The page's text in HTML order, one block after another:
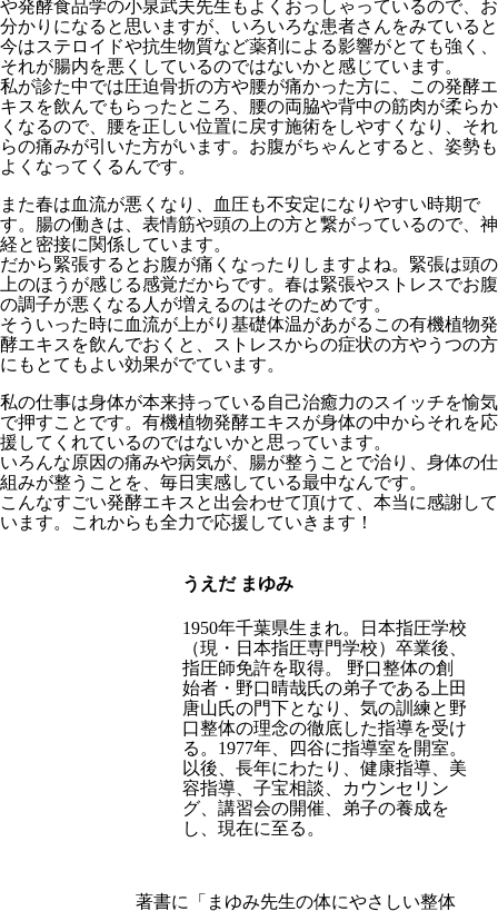
や発酵食品学の小泉武夫先生もよくおっしゃっているので、お
分かりになると思いますが、いろいろな患者さんをみていると
今はステロイドや抗生物質など薬剤による影響がとても強く、
それが腸内を悪くしているのではないかと感じています。
私が診た中では圧迫骨折の方や腰が痛かった方に、この発酵エ
キスを飲んでもらったところ、腰の両脇や背中の筋肉が柔らか
くなるので、腰を正しい位置に戻す施術をしやすくなり、それ
らの痛みが引いた方がいます。お腹がちゃんとすると、姿勢も
よくなってくるんです。
また春は血流が悪くなり、血圧も不安定になりやすい時期で
す。腸の働きは、表情筋や頭の上の方と繋がっているので、神
経と密接に関係しています。
だから緊張するとお腹が痛くなったりしますよね。緊張は頭の
上のほうが感じる感覚だからです。春は緊張やストレスでお腹
の調子が悪くなる人が増えるのはそのためです。
そういった時に血流が上がり基礎体温があがるこの有機植物発
酵エキスを飲んでおくと、ストレスからの症状の方やうつの方
にもとてもよい効果がでています。
私の仕事は身体が本来持っている自己治癒力のスイッチを愉気
で押すことです。有機植物発酵エキスが身体の中からそれを応
援してくれているのではないかと思っています。
いろんな原因の痛みや病気が、腸が整うことで治り、身体の仕
組みが整うことを、毎日実感している最中なんです。
こんなすごい発酵エキスと出会わせて頂けて、本当に感謝して
います。これからも全力で応援していきます！
うえだ まゆみ
1950年千葉県生まれ。日本指圧学校
（現・日本指圧専門学校）卒業後、
指圧師免許を取得。 野口整体の創
始者・野口晴哉氏の弟子である上田
唐山氏の門下となり、気の訓練と野
口整体の理念の徹底した指導を受け
る。1977年、四谷に指導室を開室。
以後、長年にわたり、健康指導、美
容指導、子宝相談、カウンセリン
グ、講習会の開催、弟子の養成を
し、現在に至る。
著書に「まゆみ先生の体にやさしい整体